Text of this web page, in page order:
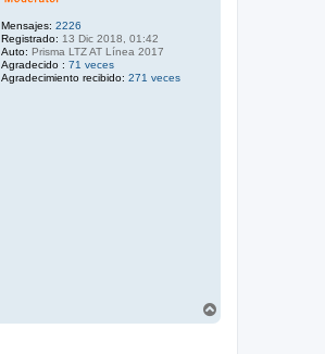
Mensajes: 2226
Registrado: 13 Dic 2018, 01:42
Auto: Prisma LTZ AT Línea 2017
Agradecido : 71 veces
Agradecimiento recibido: 271 veces